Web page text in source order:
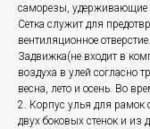
саморезы, удерживающие
Сетка служит для
вентиляционное отверстие.
Задвижка(не входит в
воздуха в улей согласно
весна, лето и осень. Во
2. Корпус улья для
двух боковых стенок и из